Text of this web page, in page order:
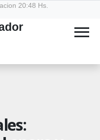
20:48 Hs.
menu